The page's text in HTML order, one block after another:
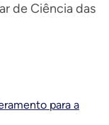
de Ciência das
para a